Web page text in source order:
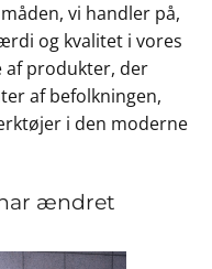
vi handler på,
og kvalitet i vores
af produkter, der
af befolkningen,
i den moderne
ændret